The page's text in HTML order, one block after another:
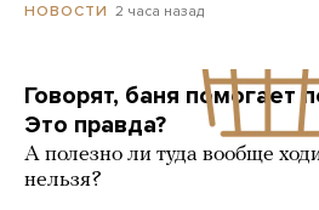
НОВОСТИ 2 часа назад
Говорят, баня помогает
Это правда?
А полезно ли туда вообще
нельзя?